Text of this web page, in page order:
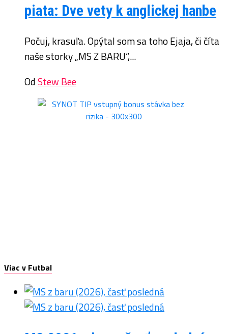
piata: Dve vety k anglickej hanbe
Počuj, krasuľa. Opýtal som sa toho Ejaja, či číta
naše storky „MS Z BARU“,...
OdStew Bee
Viac v Futbal